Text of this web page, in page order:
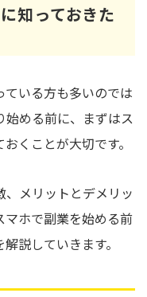
知っておきた
いる方も多いのでは
める前に、まずはス
くことが大切です。
、メリットとデメリッ
マホで副業を始める前
説していきます。